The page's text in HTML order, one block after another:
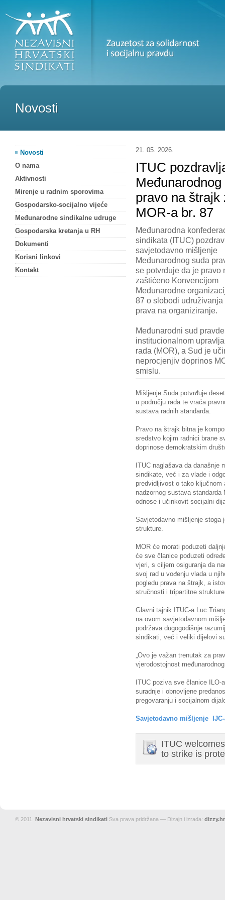
Novosti
21. 05. 2026.
ITUC
pravo na štrajk
MOR-a br. 87
Međunarodna
sindikata (ITUC)
savjetodavno mišljenje
Međunarodnog suda
se potvrđuje da je pravo
zaštićeno Konvencijom
Međunarodne
87 o slobodi udruživanja
prava na organiziranje.
Međunarodni sud
institucionalnom
rada (MOR), a Sud je
neprocjenjiv doprinos
smislu.
Mišljenje Suda potvrđuje
u području rada te vraća
sustava radnih standarda.
Pravo na štrajk bitna je
sredstvo kojim radnici brane
doprinose demokratskim
ITUC naglašava da današnje
sindikate, već i za vlade i
predvidljivost o tako ključnom
nadzornog sustava
odnose i učinkovit socijalni
Savjetodavno mišljenje stoga
strukture.
MOR će morati poduzeti
će sve članice poduzeti
vjeri, s ciljem osiguranja da
svoj rad u vođenju vlada u
pogledu prava na štrajk, a
stručnosti i tripartitne
Glavni tajnik ITUC-a Luc
na ovom savjetodavnom
podržava dugogodišnje
sindikati, već i veliki dijelovi
„Ovo je važan trenutak za
vjerodostojnost
ITUC poziva sve članice
suradnje i obnovljene
pregovaranju i socijalnom
Savjetodavno mišljenje
ITUC
to strike is
Novosti
O nama
Aktivnosti
Mirenje u radnim sporovima
Gospodarsko-socijalno vijeće
Međunarodne sindikalne udruge
Gospodarska kretanja u RH
Dokumenti
Korisni linkovi
Kontakt
© 2011. Nezavisni hrvatski sindikati Sva prava pridržana — Dizajn i izrada: dizzy.hr